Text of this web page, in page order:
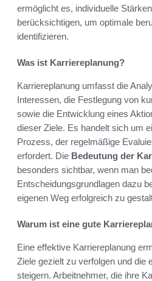
ermöglicht es, individuelle
berücksichtigen, um optimale
identifizieren.
Was ist Karriereplanung?
Karriereplanung umfasst die
Interessen, die Festlegung von
sowie die Entwicklung eines
dieser Ziele. Es handelt sich um
Prozess, der regelmäßige
erfordert. Die Bedeutung der
besonders sichtbar, wenn man
Entscheidungsgrundlagen dazu
eigenen Weg erfolgreich zu
Warum ist eine gute
Eine effektive Karriereplanung
Ziele gezielt zu verfolgen und die
steigern. Arbeitnehmer, die ihre